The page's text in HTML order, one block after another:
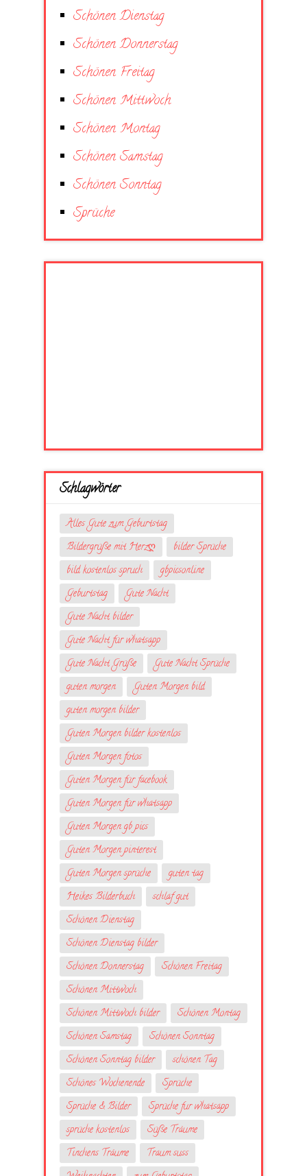
Schönen Dienstag
Schönen Donnerstag
Schönen Freitag
Schönen Mittwoch
Schönen Montag
Schönen Samstag
Schönen Sonntag
Sprüche
Schlagwörter
Alles Gute zum Geburtstag
Bildergrüße mit Herzღ
bilder Sprüche
bild kostenlos spruch
gbpicsonline
Geburtstag
Gute Nacht
Gute Nacht bilder
Gute Nacht für whatsapp
Gute Nacht Grüße
Gute Nacht Sprüche
guten morgen
Guten Morgen bild
guten morgen bilder
Guten Morgen bilder kostenlos
Guten Morgen fotos
Guten Morgen für facebook
Guten Morgen für whatsapp
Guten Morgen gb pics
Guten Morgen pinterest
Guten Morgen sprüche
guten tag
Heikes Bilderbuch
schlaf gut
Schönen Dienstag
Schönen Dienstag bilder
Schönen Donnerstag
Schönen Freitag
Schönen Mittwoch
Schönen Mittwoch bilder
Schönen Montag
Schönen Samstag
Schönen Sonntag
Schönen Sonntag bilder
schönen Tag
Schönes Wochenende
Sprüche
Sprüche & Bilder
Sprüche fur whatsapp
sprüche kostenlos
Süße Träume
Tinchens Träume
Traum suss